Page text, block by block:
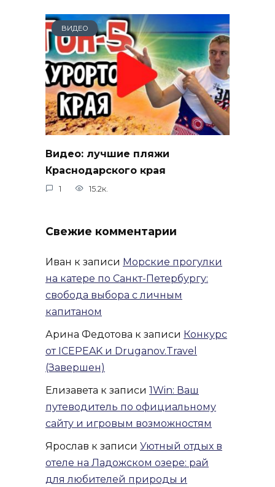
ВИДЕО
Видео: лучшие пляжи
Краснодарского края
1 15.2к.
Свежие комментарии
Иван к записи Морские прогулки
на катере по Санкт-Петербургу:
свобода выбора с личным
капитаном
Арина Федотова к записи Конкурс
от ICEPEAK и Druganov.Travel
(Завершен)
Елизавета к записи 1Win: Ваш
путеводитель по официальному
сайту и игровым возможностям
Ярослав к записи Уютный отдых в
отеле на Ладожском озере: рай
для любителей природы и